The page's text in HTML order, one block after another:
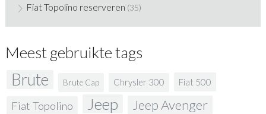
Fiat Topolino reserveren (35)
Meest gebruikte tags
Brute Brute Cap Chrysler 300 Fiat 500
Fiat Topolino Jeep Jeep Avenger